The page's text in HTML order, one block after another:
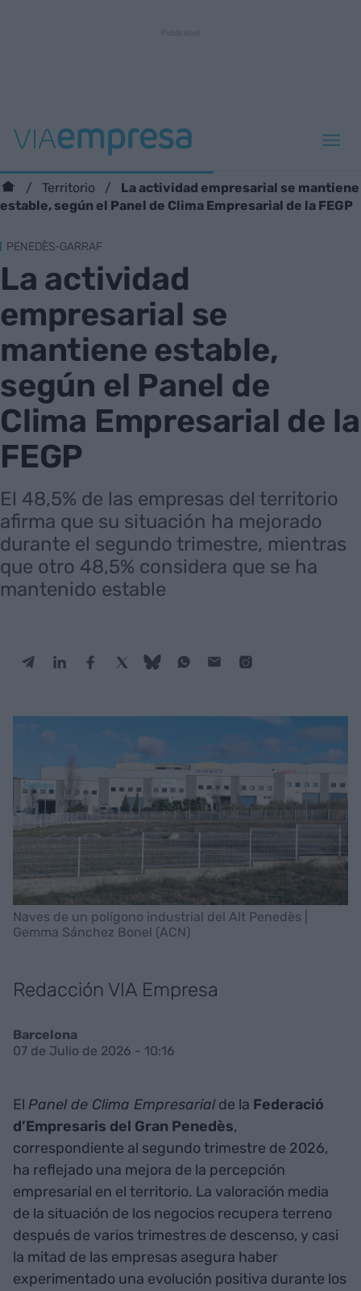
Territorio
La actividad empresarial se mantiene
estable, según el Panel de Clima Empresarial de la FEGP
PENEDÈS-GARRAF
La actividad
empresarial se
mantiene estable,
según el Panel de
Clima Empresarial de la
FEGP
El 48,5% de las empresas del territorio
afirma que su situación ha mejorado
durante el segundo trimestre, mientras
que otro 48,5% considera que se ha
mantenido estable
Naves de un polígono industrial del Alt Penedès |
Gemma Sánchez Bonel (ACN)
Redacción VIA Empresa
Barcelona
07 de Julio de 2026 - 10:16
El Panel de Clima Empresarial de la Federació
d’Empresaris del Gran Penedès,
correspondiente al segundo trimestre de 2026,
ha reflejado una mejora de la percepción
empresarial en el territorio. La valoración media
de la situación de los negocios recupera terreno
después de varios trimestres de descenso, y casi
la mitad de las empresas asegura haber
experimentado una evolución positiva durante los